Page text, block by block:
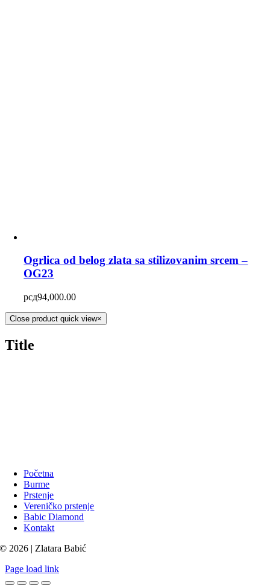
Ogrlica od belog zlata sa stilizovanim srcem –
OG23
рсд94,000.00
Close product quick view×
Title
Početna
Burme
Prstenje
Vereničko prstenje
Babic Diamond
Kontakt
© 2026 | Zlatara Babić
Page load link